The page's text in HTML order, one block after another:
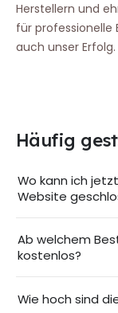
Herstellern und
für professionelle
auch unser Erfolg.
Häufig
Wo kann ich
Website
Ab welchem
kostenlos?
Wie hoch sind